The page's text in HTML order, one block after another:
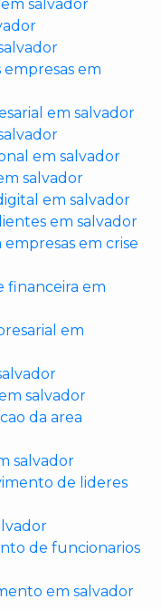
salvador
em
em salvador
em salvador
salvador
em salvador
em salvador
em crise
financeira em
em
salvador
da area
salvador
de lideres
de funcionarios
em salvador